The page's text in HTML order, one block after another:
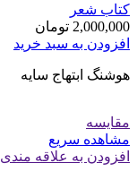
کتاب شعر
2,000,000 تومان
افزودن به سبد خرید
هوشنگ ابتهاج سایه
مقایسه
مشاهده سریع
افزودن به علاقه مندی